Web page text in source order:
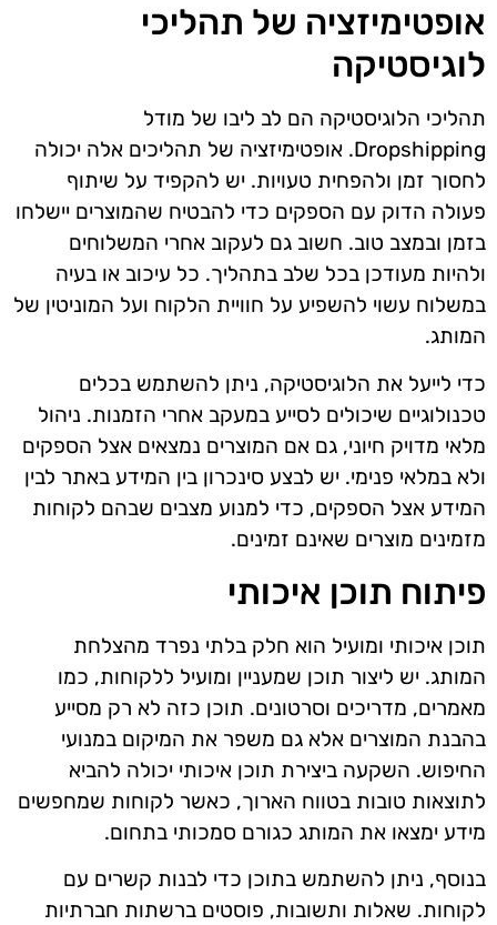
אופטימיזציה של תהליכי
לוגיסטיקה
תהליכי הלוגיסטיקה הם לב ליבו של מודל
Dropshipping. אופטימיזציה של תהליכים אלה יכולה
לחסוך זמן ולהפחית טעויות. יש להקפיד על שיתוף
פעולה הדוק עם הספקים כדי להבטיח שהמוצרים יישלחו
בזמן ובמצב טוב. חשוב גם לעקוב אחרי המשלוחים
ולהיות מעודכן בכל שלב בתהליך. כל עיכוב או בעיה
במשלוח עשוי להשפיע על חוויית הלקוח ועל המוניטין של
המותג.
כדי לייעל את הלוגיסטיקה, ניתן להשתמש בכלים
טכנולוגיים שיכולים לסייע במעקב אחרי הזמנות. ניהול
מלאי מדויק חיוני, גם אם המוצרים נמצאים אצל הספקים
ולא במלאי פנימי. יש לבצע סינכרון בין המידע באתר לבין
המידע אצל הספקים, כדי למנוע מצבים שבהם לקוחות
מזמינים מוצרים שאינם זמינים.
פיתוח תוכן איכותי
תוכן איכותי ומועיל הוא חלק בלתי נפרד מהצלחת
המותג. יש ליצור תוכן שמעניין ומועיל ללקוחות, כמו
מאמרים, מדריכים וסרטונים. תוכן כזה לא רק מסייע
בהבנת המוצרים אלא גם משפר את המיקום במנועי
החיפוש. השקעה ביצירת תוכן איכותי יכולה להביא
לתוצאות טובות בטווח הארוך, כאשר לקוחות שמחפשים
מידע ימצאו את המותג כגורם סמכותי בתחום.
בנוסף, ניתן להשתמש בתוכן כדי לבנות קשרים עם
לקוחות. שאלות ותשובות, פוסטים ברשתות חברתיות